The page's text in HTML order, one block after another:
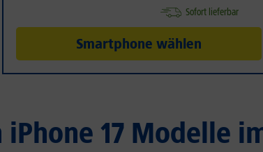
Sofort lieferbar
Smartphone wählen
iPhone 17 Modelle